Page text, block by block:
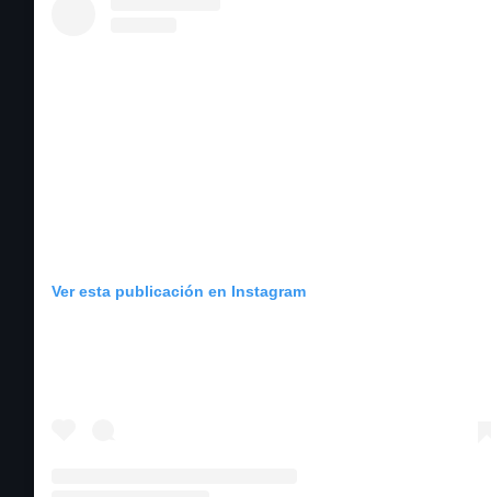
Ver esta publicación en Instagram